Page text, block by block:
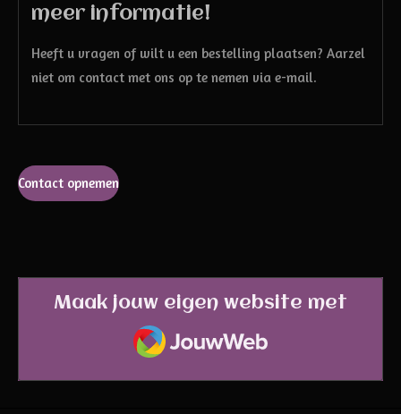
meer informatie!
Heeft u vragen of wilt u een bestelling plaatsen? Aarzel
niet om contact met ons op te nemen via e-mail.
Contact opnemen
Maak jouw eigen website met
JouwWeb